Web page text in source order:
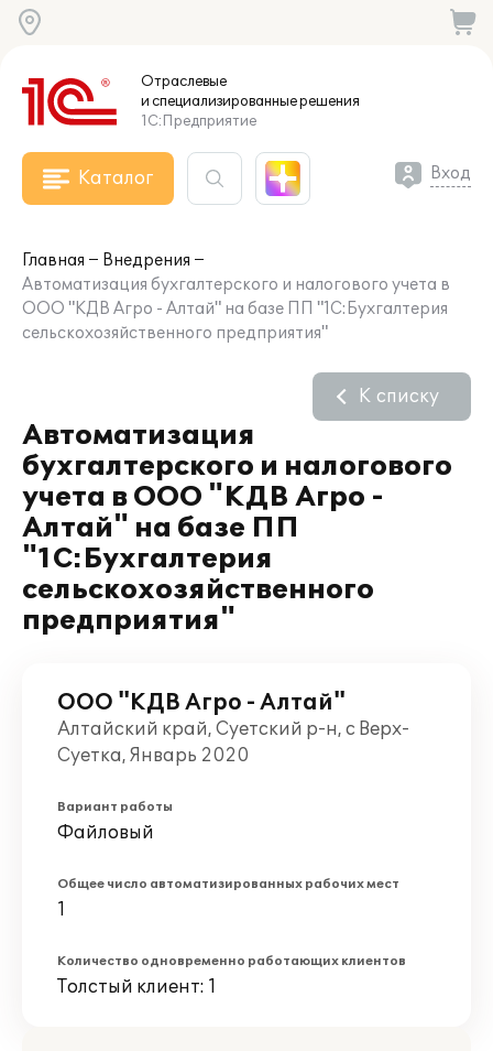
Отраслевые
и специализированныерешения
1С:Предприятие
Каталог Вход
Главная
Внедрения
Автоматизация бухгалтерского и налогового учета в
ООО "КДВ Агро - Алтай" на базе ПП "1С:Бухгалтерия
сельскохозяйственного предприятия"
Автоматизация
бухгалтерского и налогового
учета в ООО "КДВ Агро -
Алтай" на базе ПП
"1С:Бухгалтерия
сельскохозяйственного
предприятия"
К списку
ООО "КДВ Агро - Алтай"
Алтайский край, Суетский р-н, с Верх-
Суетка, Январь 2020
Вариант работы
Файловый
Общее число автоматизированных рабочих мест
1
Количество одновременно работающих клиентов
Толстый клиент: 1